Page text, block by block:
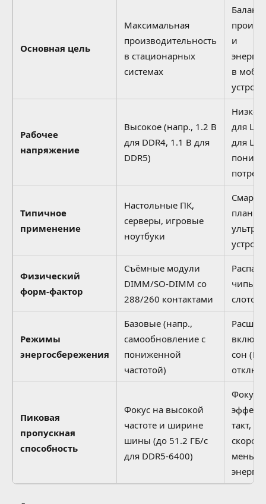
Основная цель
Максимальная
производительность
в стационарных
системах
Баланс
и
в
Рабочее
напряжение
Высокое (напр., 1.2 В
для DDR4, 1.1 В для
DDR5)
Низкое
для
для
Типичное
применение
Настольные ПК,
серверы, игровые
ноутбуки
Физический
форм-фактор
Съёмные модули
DIMM/SO-DIMM со
288/260 контактами
чипы
слотов
Режимы
энергосбережения
Базовые (напр.,
самообновление с
пониженной
частотой)
сон
Пиковая
пропускная
способность
Фокус на высокой
частоте и ширине
шины (до 51.2 ГБ/с
для DDR5-6400)
Фокус
такт,